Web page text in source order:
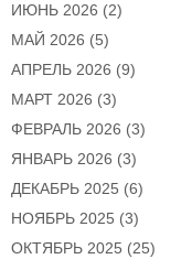
ИЮНЬ 2026 (2)
МАЙ 2026 (5)
АПРЕЛЬ 2026 (9)
МАРТ 2026 (3)
ФЕВРАЛЬ 2026 (3)
ЯНВАРЬ 2026 (3)
ДЕКАБРЬ 2025 (6)
НОЯБРЬ 2025 (3)
ОКТЯБРЬ 2025 (25)